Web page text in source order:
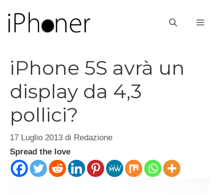
contenuto
iPhone 5S avrà un
display da 4,3
pollici?
17 Luglio 2013 di Redazione
Spread the love